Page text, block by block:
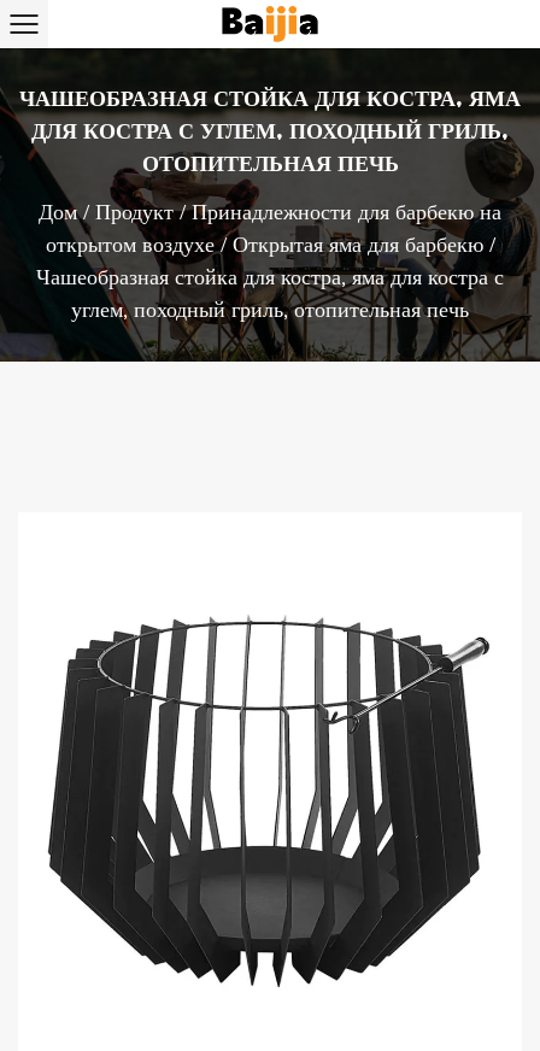
ЧАШЕОБРАЗНАЯ СТОЙКА ДЛЯ КОСТРА, ЯМА
ДЛЯ КОСТРА С УГЛЕМ, ПОХОДНЫЙ ГРИЛЬ,
ОТОПИТЕЛЬНАЯ ПЕЧЬ
Дом/ Продукт/Принадлежности для барбекю на
открытом воздухе/ Открытая яма для барбекю/
Чашеобразная стойка для костра, яма для костра с
углем, походный гриль, отопительная печь